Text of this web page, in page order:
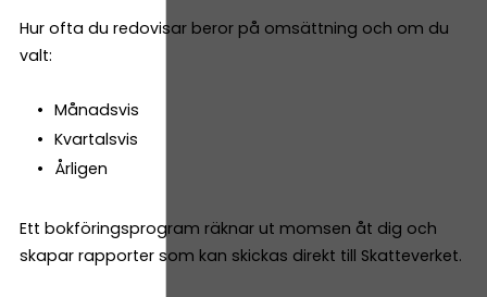
Hur ofta du redovisar beror på omsättning och om du
valt:
Månadsvis
Kvartalsvis
Årligen
Ett bokföringsprogram räknar ut momsen åt dig och
skapar rapporter som kan skickas direkt till Skatteverket.